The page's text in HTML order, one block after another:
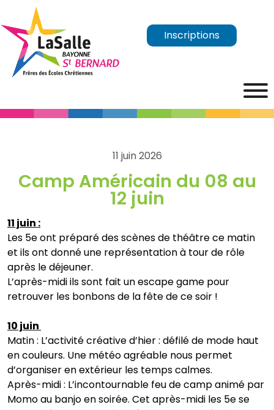
Inscriptions
11 juin 2026
Camp Américain du 08 au
12 juin
11 juin :
Les 5e ont préparé des scènes de théâtre ce matin
et ils ont donné une représentation à tour de rôle
après le déjeuner.
L’après-midi ils sont fait un escape game pour
retrouver les bonbons de la fête de ce soir !
10 juin
Matin : L’activité créative d’hier : défilé de mode haut
en couleurs. Une météo agréable nous permet
d’organiser en extérieur les temps calmes.
Après-midi : L’incontournable feu de camp animé par
Momo au banjo en soirée. Cet après-midi les 5e se